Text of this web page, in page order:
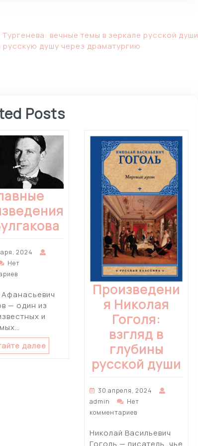
вечные темы в зеркале русской души
душу через драматургию
Posts
2024
Нет
— один из
и
далее
Произведени
я Николая
Гоголя:
взгляд в
глубины
русской души
30 апреля, 2024
admin
Нет
комментариев
Николай Васильевич